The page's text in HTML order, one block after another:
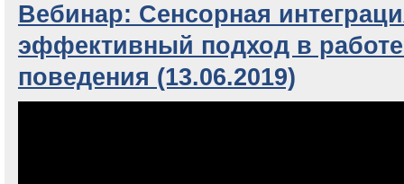
Вебинар: Сенсорная
эффективный подход в
поведения (13.06.2019)